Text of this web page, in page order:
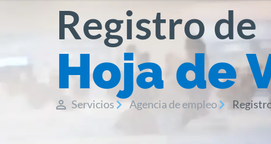
Registro de
Hoja de
Servicios Agencia de empleo